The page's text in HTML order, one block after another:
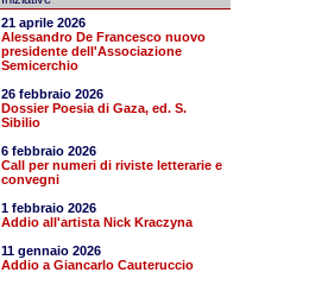
21 aprile 2026
Alessandro De Francesco nuovo
presidente dell'Associazione
Semicerchio
26 febbraio 2026
Dossier Poesia di Gaza, ed. S.
Sibilio
6 febbraio 2026
Call per numeri di riviste letterarie e
convegni
1 febbraio 2026
Addio all'artista Nick Kraczyna
11 gennaio 2026
Addio a Giancarlo Cauteruccio